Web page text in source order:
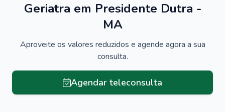
Geriatra em Presidente Dutra -
MA
Aproveite os valores reduzidos e agende agora a sua
consulta.
Agendar teleconsulta